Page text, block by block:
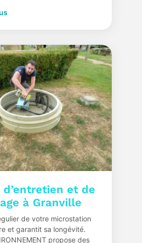
et de
à Granville
de votre microstation
et garantit sa longévité.
propose des